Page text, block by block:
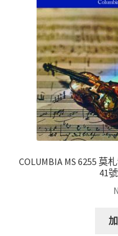
COLUMBIA MS 6255
41